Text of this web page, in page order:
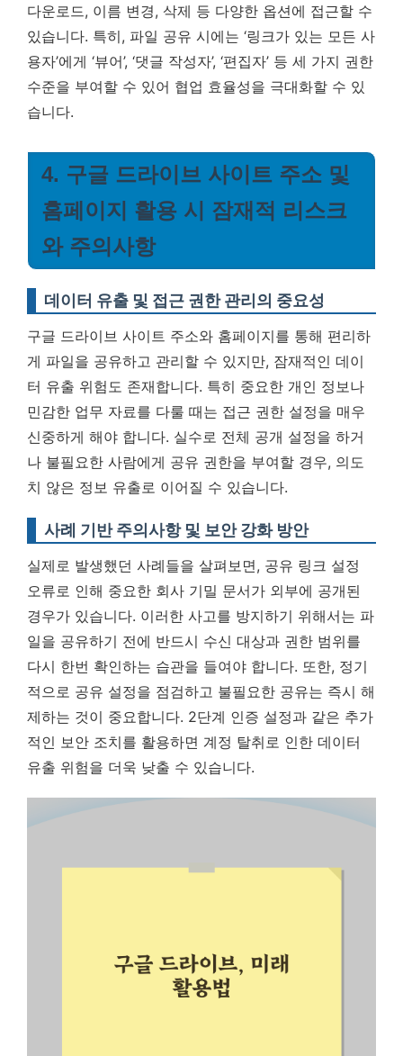
다운로드, 이름 변경, 삭제 등 다양한 옵션에 접근할 수
있습니다. 특히, 파일 공유 시에는 ‘링크가 있는 모든 사
용자’에게 ‘뷰어’, ‘댓글 작성자’, ‘편집자’ 등 세 가지 권한
수준을 부여할 수 있어 협업 효율성을 극대화할 수 있
습니다.
4. 구글 드라이브 사이트 주소 및
홈페이지 활용 시 잠재적 리스크
와 주의사항
데이터 유출 및 접근 권한 관리의 중요성
구글 드라이브 사이트 주소와 홈페이지를 통해 편리하
게 파일을 공유하고 관리할 수 있지만, 잠재적인 데이
터 유출 위험도 존재합니다. 특히 중요한 개인 정보나
민감한 업무 자료를 다룰 때는 접근 권한 설정을 매우
신중하게 해야 합니다. 실수로 전체 공개 설정을 하거
나 불필요한 사람에게 공유 권한을 부여할 경우, 의도
치 않은 정보 유출로 이어질 수 있습니다.
사례 기반 주의사항 및 보안 강화 방안
실제로 발생했던 사례들을 살펴보면, 공유 링크 설정
오류로 인해 중요한 회사 기밀 문서가 외부에 공개된
경우가 있습니다. 이러한 사고를 방지하기 위해서는 파
일을 공유하기 전에 반드시 수신 대상과 권한 범위를
다시 한번 확인하는 습관을 들여야 합니다. 또한, 정기
적으로 공유 설정을 점검하고 불필요한 공유는 즉시 해
제하는 것이 중요합니다. 2단계 인증 설정과 같은 추가
적인 보안 조치를 활용하면 계정 탈취로 인한 데이터
유출 위험을 더욱 낮출 수 있습니다.